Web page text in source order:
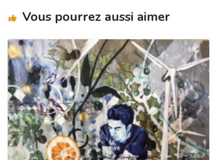
Vous pourrez aussi aimer